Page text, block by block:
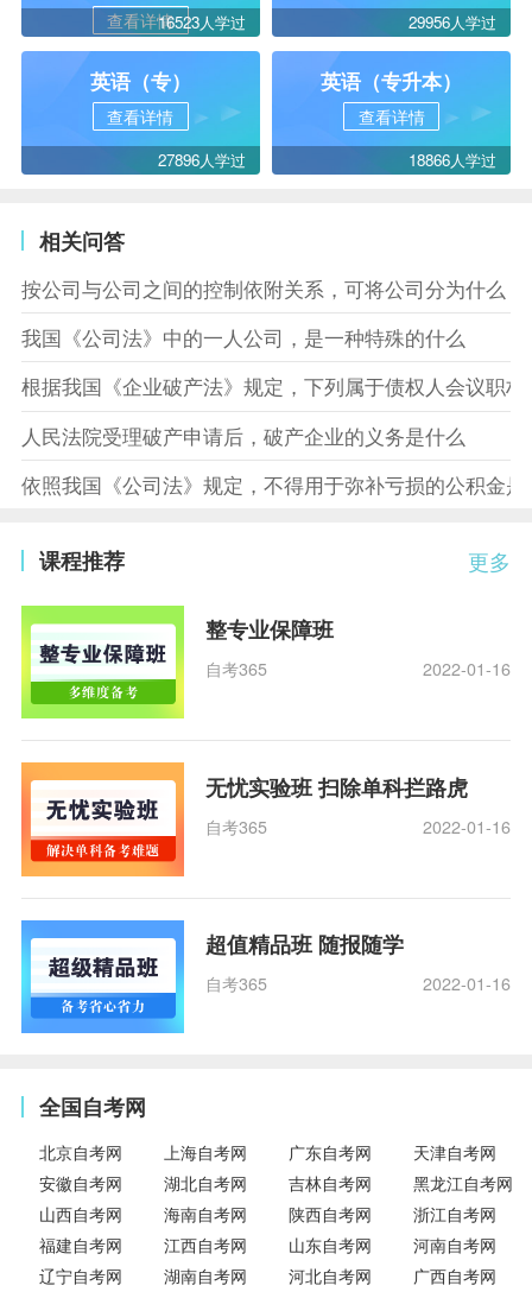
查看详情16523人学过 29956人学过
英语（专）
查看详情
27896人学过
英语（专升本）
查看详情
18866人学过
相关问答
按公司与公司之间的控制依附关系，可将公司分为什么
我国《公司法》中的一人公司，是一种特殊的什么
根据我国《企业破产法》规定，下列属于债权人会议职
人民法院受理破产申请后，破产企业的义务是什么
依照我国《公司法》规定，不得用于弥补亏损的公积金是
更多
课程推荐
整专业保障班
自考365 2022-01-16
无忧实验班 扫除单科拦路虎
自考365 2022-01-16
超值精品班 随报随学
自考365 2022-01-16
全国自考网
北京自考网 上海自考网 广东自考网
天津自考网
安徽自考网
湖北自考网 吉林自考网
黑龙江自考网
山西自考网
海南自考网 陕西自考网
浙江自考网
福建自考网
江西自考网 山东自考网
河南自考网
辽宁自考网
湖南自考网 河北自考网
广西自考网